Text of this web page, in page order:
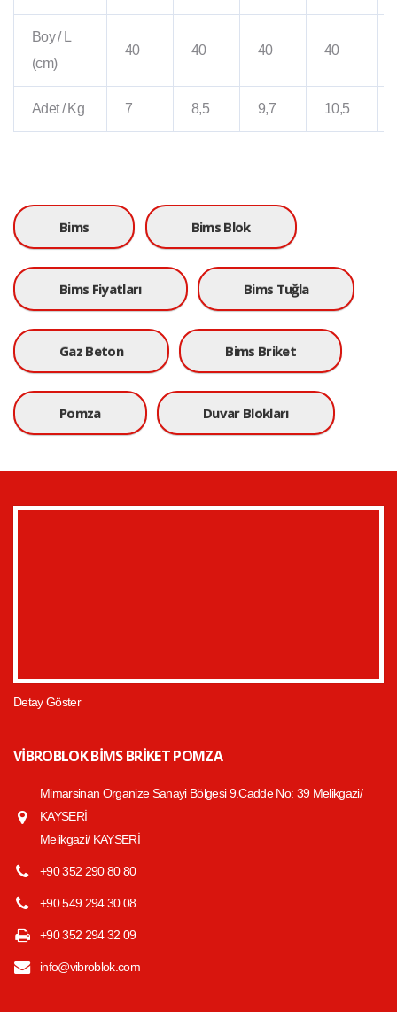
Boy / L
(cm)
40 40 40 40
Adet / Kg 7 8,5 9,7 10,5
Bims Bims Blok
Bims Fiyatları Bims Tuğla
Gaz Beton Bims Briket
Pomza Duvar Blokları
Detay Göster
VIBROBLOK BIMS BRIKET POMZA
Mimarsinan Organize Sanayi Bölgesi 9.Cadde No: 39 Melikgazi/
KAYSERİ
Melikgazi/ KAYSERİ
+90 352 290 80 80
+90 549 294 30 08
+90 352 294 32 09
info@vibroblok.com